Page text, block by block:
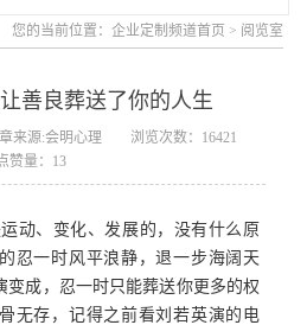
您的当前位置： 企业定制频道首页 > 阅览室
善良葬送了你的人生
来源:会明心理
浏览次数：16421
赞量：13
动、变化、发展的，没有什么原
忍一时风平浪静，退一步海阔天
变成，忍一时只能葬送你更多的权
无存，记得之前看刘若英演的电